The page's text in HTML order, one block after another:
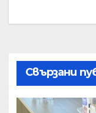
Свързани